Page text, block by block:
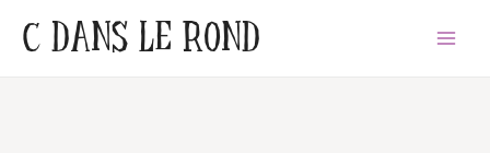
AllerC DANS LE ROND